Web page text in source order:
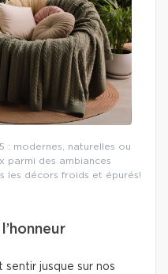
: modernes, naturelles ou
parmi des ambiances
les décors froids et épurés!
sentir jusque sur nos